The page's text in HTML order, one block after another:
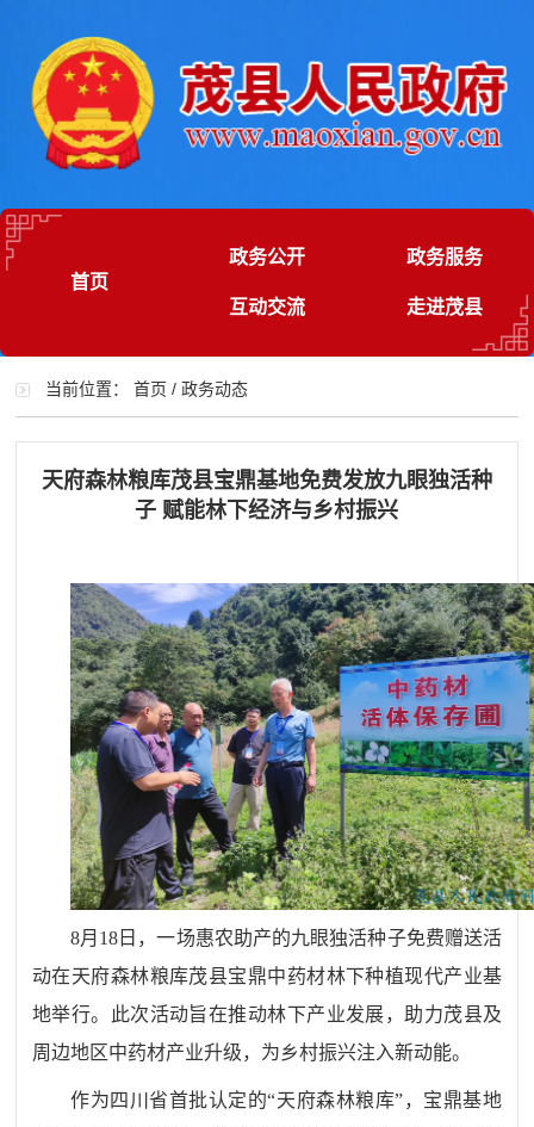
首页
政务公开 政务服务
互动交流 走进茂县
当前位置：首页 /政务动态
天府森林粮库茂县宝鼎基地免费发放九眼独活种
子 赋能林下经济与乡村振兴
8月 18 日，一场惠农助产的九眼独活种子免费赠送活
动在天府森林粮库茂县宝鼎中药材林下种植现代产业基
地举行。此次活动旨在推动林下产业发展，助力茂县及
周边地区中药材产业升级，为乡村振兴注入新动能。
作为四川省首批认定的“天府森林粮库”，宝鼎基地